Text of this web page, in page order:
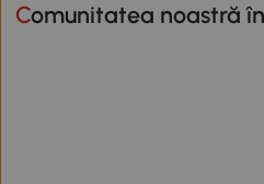
Comunitatea noastră